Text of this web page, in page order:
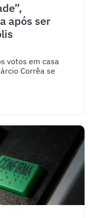
após ser
votos em casa
Corrêa se